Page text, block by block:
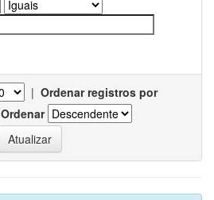
| Ordenar registros por
Ordenar